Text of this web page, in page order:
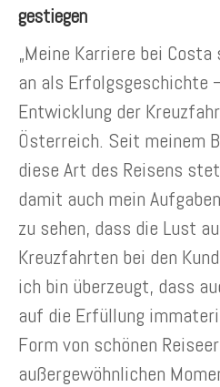
gestiegen
„Meine Karriere bei
an als Erfolgsgeschichte
Entwicklung der
Österreich. Seit meinem
diese Art des Reisens
damit auch mein
zu sehen, dass die Lust
Kreuzfahrten bei den
ich bin überzeugt, dass
auf die Erfüllung
Form von schönen
außergewöhnlichen